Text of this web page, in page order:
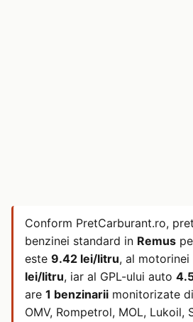
Conform PretCarburant.ro,
benzinei standard in Remus pe
este 9.42 lei/litru, al motorinei
lei/litru, iar al GPL-ului auto
are 1 benzinarii monitorizate
OMV, Rompetrol, MOL, Lukoil,